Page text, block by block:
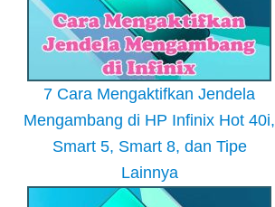
7 Cara Mengaktifkan Jendela
Mengambang di HP Infinix Hot 40i,
Smart 5, Smart 8, dan Tipe
Lainnya